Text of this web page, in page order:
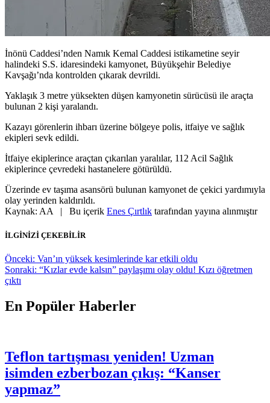
İnönü Caddesi’nden Namık Kemal Caddesi istikametine seyir
halindeki S.S. idaresindeki kamyonet, Büyükşehir Belediye
Kavşağı’nda kontrolden çıkarak devrildi.
Yaklaşık 3 metre yüksekten düşen kamyonetin sürücüsü ile araçta
bulunan 2 kişi yaralandı.
Kazayı görenlerin ihbarı üzerine bölgeye polis, itfaiye ve sağlık
ekipleri sevk edildi.
İtfaiye ekiplerince araçtan çıkarılan yaralılar, 112 Acil Sağlık
ekiplerince çevredeki hastanelere götürüldü.
Üzerinde ev taşıma asansörü bulunan kamyonet de çekici yardımıyla
olay yerinden kaldırıldı.
Kaynak: AA | Bu içerik Enes Çırtlık tarafından yayına alınmıştır
İLGİNİZİ ÇEKEBİLİR
Yazı
gezinmesi
Önceki: Van’ın yüksek kesimlerinde kar etkili oldu
Sonraki: “Kızlar evde kalsın” paylaşımı olay oldu! Kızı öğretmen
çıktı
En Popüler Haberler
Teflon tartışması yeniden! Uzman
isimden ezberbozan çıkış: “Kanser
yapmaz”